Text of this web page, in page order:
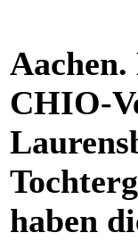
CHIO-
haben